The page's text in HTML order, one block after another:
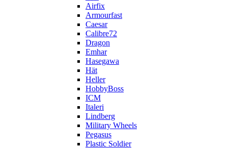
Airfix
Armourfast
Caesar
Calibre72
Dragon
Emhar
Hasegawa
Hät
Heller
HobbyBoss
ICM
Italeri
Lindberg
Military Wheels
Pegasus
Plastic Soldier